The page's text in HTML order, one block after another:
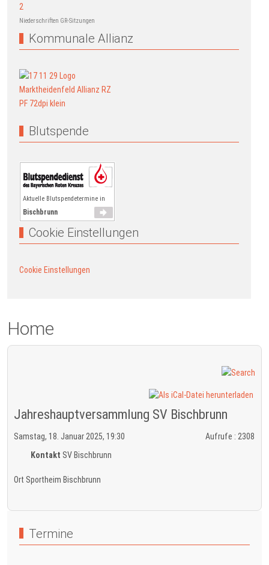
Niederschriften GR-Sitzungen
Kommunale Allianz
Blutspende
Aktuelle Blutspendetermine in
Bischbrunn
Cookie Einstellungen
Cookie Einstellungen
Home
Jahreshauptversammlung SV Bischbrunn
Samstag, 18. Januar 2025, 19:30 Aufrufe : 2308
Kontakt SV Bischbrunn
Ort Sportheim Bischbrunn
Termine